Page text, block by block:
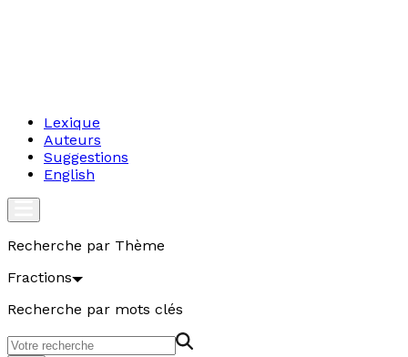
Lexique
Auteurs
Suggestions
English
Recherche par Thème
Fractions
Recherche par mots clés